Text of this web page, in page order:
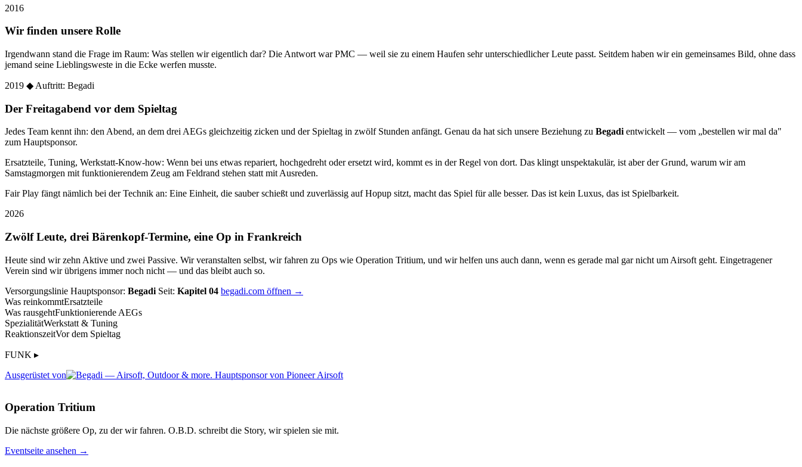
2016
Wir finden unsere Rolle
Irgendwann stand die Frage im Raum: Was stellen wir eigentlich dar? Die Antwort war PMC — weil sie zu einem Haufen sehr unterschiedlicher Leute passt. Seitdem haben wir ein gemeinsames Bild, ohne dass
jemand seine Lieblingsweste in die Ecke werfen musste.
2019 ◆ Auftritt: Begadi
Der Freitagabend vor dem Spieltag
Jedes Team kennt ihn: den Abend, an dem drei AEGs gleichzeitig zicken und der Spieltag in zwölf Stunden anfängt. Genau da hat sich unsere Beziehung zu Begadientwickelt — vom „bestellen wir mal da"
zum Hauptsponsor.
Ersatzteile, Tuning, Werkstatt-Know-how: Wenn bei uns etwas repariert, hochgedreht oder ersetzt wird, kommt es in der Regel von dort. Das klingt unspektakulär, ist aber der Grund, warum wir am
Samstagmorgen mit funktionierendem Zeug am Feldrand stehen statt mit Ausreden.
Fair Play fängt nämlich bei der Technik an: Eine Einheit, die sauber schießt und zuverlässig auf Hopup sitzt, macht das Spiel für alle besser. Das ist kein Luxus, das ist Spielbarkeit.
2026
Zwölf Leute, drei Bärenkopf-Termine, eine Op in Frankreich
Heute sind wir zehn Aktive und zwei Passive. Wir veranstalten selbst, wir fahren zu Ops wie Operation Tritium, und wir helfen uns auch dann, wenn es gerade mal gar nicht um Airsoft geht. Eingetragener
Verein sind wir übrigens immer noch nicht — und das bleibt auch so.
Versorgungslinie Hauptsponsor: Begadi Seit: Kapitel 04 begadi.com öffnen →
Was reinkommtErsatzteile
Was rausgehtFunktionierende AEGs
SpezialitätWerkstatt & Tuning
ReaktionszeitVor dem Spieltag
FUNK ▸
Ausgerüstet von
Operation Tritium
Die nächste größere Op, zu der wir fahren. O.B.D. schreibt die Story, wir spielen sie mit.
Eventseite ansehen →